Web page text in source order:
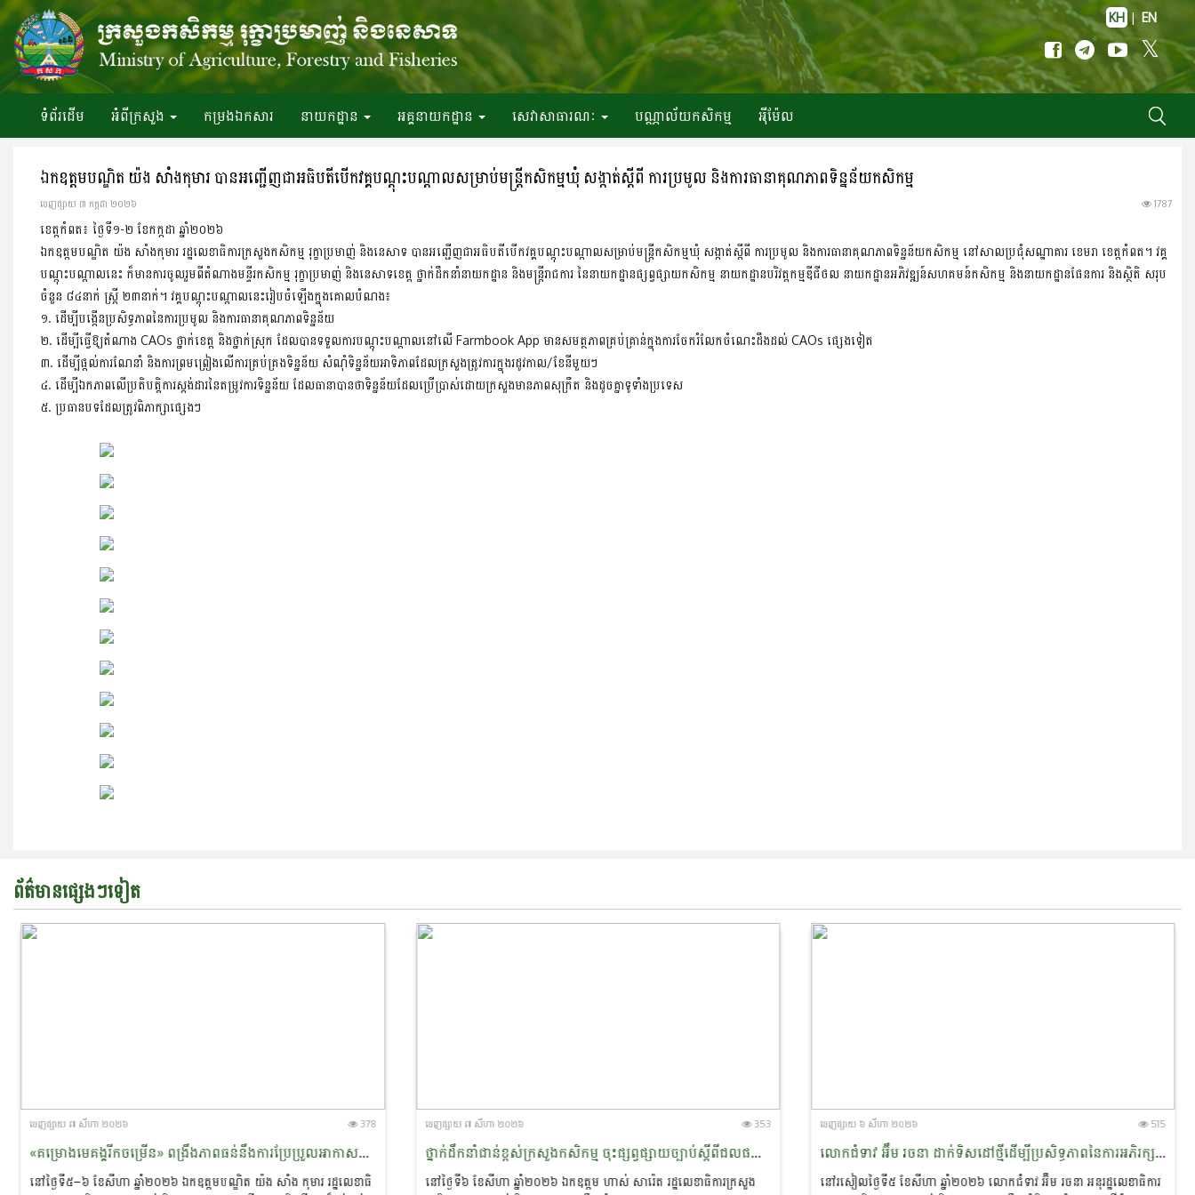
KH | EN
ទំព័រ​ដើម អំពី​ក្រសួង កម្រងឯកសារ នាយកដ្ឋាន អគ្គនាយកដ្ឋាន សេវាសាធារណៈ បណ្ណាល័យកសិកម្ម អ៉ីម៉ែល
ឯកឧត្តមបណ្ឌិត យ៉ង សាំងកុមារ បានអញ្ជើញជាអធិបតីបើកវគ្គបណ្ដុះបណ្ដាលសម្រាប់មន្រ្តីកសិកម្មឃុំ សង្កាត់ស្តីពី ការប្រមូល និងការធានាគុណភាពទិន្នន័យកសិកម្ម
ចេញ​ផ្សាយ​ ៣ កក្កដា ២០២៦ 1787
ខេត្តកំពត៖ ថ្ងៃទី១-២ ខែកក្កដា ឆ្នាំ២០២៦
ឯកឧត្តមបណ្ឌិត យ៉ង សាំងកុមារ រដ្ឋលេខាធិការក្រសួងកសិកម្ម រុក្ខាប្រមាញ់ និងនេសាទ បានអញ្ជើញជាអធិបតីបើកវគ្គបណ្ដុះបណ្ដាលសម្រាប់មន្រ្តីកសិកម្មឃុំ សង្កាត់ស្តីពី ការប្រមូល និងការធានាគុណភាពទិន្នន័យកសិកម្ម នៅសាលប្រជុំសណ្ឋាគារ ខេមរា ខេត្តកំពត។ វគ្គ
បណ្ដុះបណ្ដាលនេះ ក៏មានការចូលរួមពីតំណាងមន្ទីរកសិកម្ម រុក្ខាប្រមាញ់ និងនេសាទខេត្ត ថ្នាក់ដឹកនាំនាយកដ្ឋាន និងមន្រ្តីរាជការ នៃនាយកដ្ឋានផ្សព្វផ្សាយកសិកម្ម នាយកដ្ឋានបរិវត្តកម្មឌីជីថល នាយកដ្ឋានអភិវឌ្ឍន៍សហគមន៍កសិកម្ម និងនាយកដ្ឋានផែនការ និងស្ថិតិ សរុប
ចំនួន ៨៤នាក់ ស្រ្តី ២៣នាក់។ វគ្គបណ្ដុះបណ្ដាលនេះរៀបចំឡើងក្នុងគោលបំណង៖
១. ដើម្បីបង្កើនប្រសិទ្ធភាពនៃការប្រមូល និងការធានាគុណភាពទិន្នន័យ
២. ដើម្បីធ្វើឱ្យតំណាង CAOs ថ្នាក់ខេត្ត និងថ្នាក់ស្រុក ដែលបានទទួលការបណ្ដុះបណ្ដាលនៅលើ Farmbook App មានសមត្ថភាពគ្រប់គ្រាន់ក្នុងការចែករំលែកចំណេះដឹងដល់ CAOs ផ្សេងទៀត
៣. ដើម្បីផ្ដល់ការណែនាំ និងការព្រមព្រៀងលើការគ្រប់គ្រងទិន្នន័យ សំណុំទិន្នន័យអាទិភាពដែលក្រសួងត្រូវការក្នុងរដូវកាល/ខែនីមួយៗ
៤. ដើម្បីឯកភាពលើប្រតិបត្តិការស្ដង់ដារនៃតម្រូវការទិន្នន័យ ដែលធានាបានថាទិន្នន័យដែលប្រើប្រាស់ដោយក្រសួងមានភាពសុក្រឹត និងដូចគ្នាទូទាំងប្រទេស
៥. ប្រធានបទដែលត្រូវពិភាក្សាផ្សេងៗ
ព័ត៌មានផ្សេងៗទៀត
ចេញ​ផ្សាយ​ ៧ សីហា ២០២៦ 378
«គម្រោងមេគង្គរីកចម្រើន» ពង្រឹងភាពធន់នឹងការប្រែប្រួល​អាកាស​​ធាតុ និងលើកកម្ពស់ជីវភាពសហគមន៍ជនជាតិភាគតិច នៅខេត្តរតនគិរី និងមណ្ឌលគិរី
នៅថ្ងៃទី៥–៦ ខែសីហា ឆ្នាំ២០២៦ ឯកឧត្ដមបណ្ឌិត យ៉ង សាំង កុមារ រដ្ឋលេខាធិ
ចេញ​ផ្សាយ​ ៧ សីហា ២០២៦ 353
ថ្នាក់ដឹកនាំជាន់ខ្ពស់ក្រសួងកសិកម្ម ចុះផ្សព្វផ្សាយច្បាប់​ស្តី​ពីជលផល និងការប្រើប្រាស់ឧបករណ៍នេសាទស្របច្បាប់ ជូនប្រជាពលរដ្ឋ នៅស្រុកកំពង់លែង ខេត្តកំពង់ឆ្នាំង
នៅថ្ងៃទី៦ ខែសីហា ឆ្នាំ២០២៦ ឯកឧត្តម ហាស់ សារ៉េត រដ្ឋ​លេខា​ធិការ​ក្រសួង
ចេញ​ផ្សាយ​ ៦ សីហា ២០២៦ 515
លោកជំទាវ អ៊ឹម រចនា ដាក់ទិសដៅថ្មីដើម្បីប្រសិទ្ធភាពនៃការអភិរក្ស​ផ្សោត​ទន្លេមេគង្គ និងផ្តាំផ្ញើឱ្យឆ្មាំទន្លេយកចិត្តទុកដាក់លើសុវត្ថិភាព​ពេលចេញល្បាតក្នុងរដូវវស្សា
នៅរសៀលថ្ងៃទី៥ ខែសីហា ឆ្នាំ២០២៦ លោកជំទាវ អ៊ឹម រចនា អនុរដ្ឋ​លេខាធិការ